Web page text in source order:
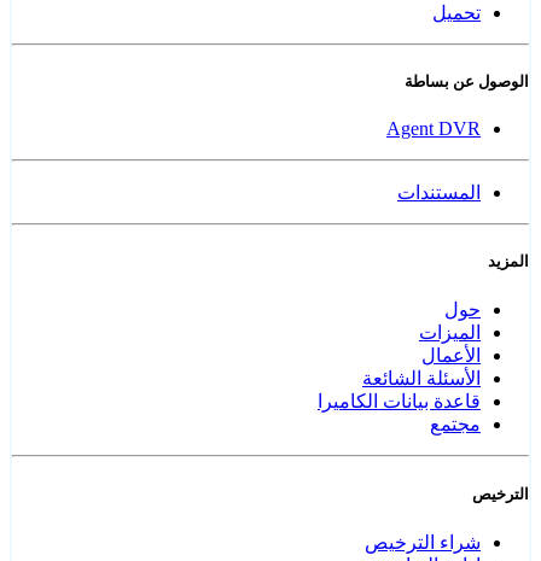
تحميل
الوصول عن بساطة
Agent DVR
المستندات
المزيد
حول
الميزات
الأعمال
الأسئلة الشائعة
قاعدة بيانات الكاميرا
مجتمع
الترخيص
شراء الترخيص